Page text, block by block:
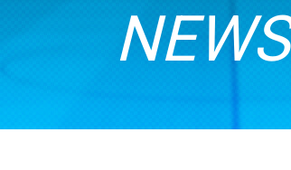
NEWS